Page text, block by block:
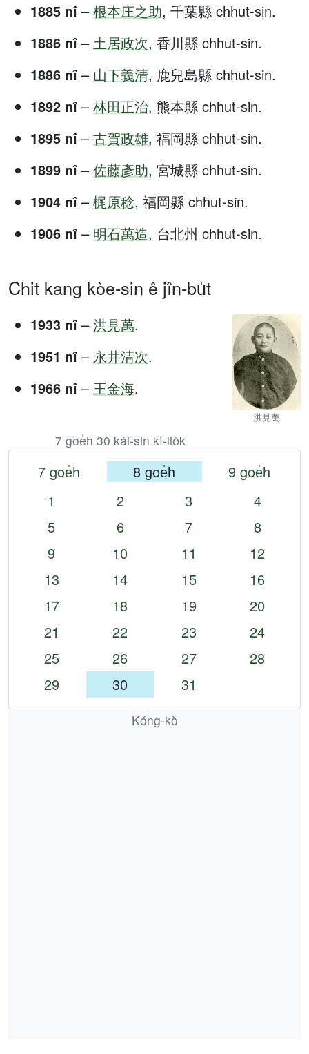
1885 nî – 根本庄之助, 千葉縣 chhut-sin.
1886 nî – 土居政次, 香川縣 chhut-sin.
1886 nî – 山下義清, 鹿兒島縣 chhut-sin.
1892 nî – 林田正治, 熊本縣 chhut-sin.
1895 nî – 古賀政雄, 福岡縣 chhut-sin.
1899 nî – 佐藤彥助, 宮城縣 chhut-sin.
1904 nî – 梶原稔, 福岡縣 chhut-sin.
1906 nî – 明石萬造, 台北州 chhut-sin.
Chit kang kòe-sin ê jîn-bu̍t
洪見萬
1933 nî – 洪見萬.
1951 nî – 永井清次.
1966 nî – 王金海.
7 goe̍h 30 kái-sin kì-lio̍k
7 goe̍h 8 goe̍h
9 goe̍h
1
2 3
4
5
6 7
8
9
10 11
12
13
14 15
16
17
18 19
20
21
22 23
24
25
26 27
28
29
30 31
Kóng-kò